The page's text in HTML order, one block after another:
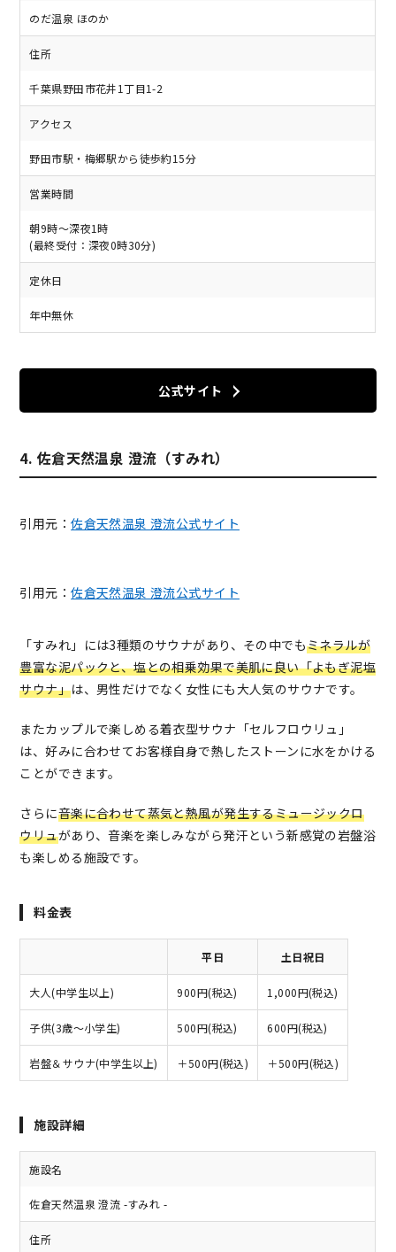
のだ温泉 ほのか
住所
千葉県野田市花井1丁目1-2
アクセス
野田市駅・梅郷駅から徒歩約15分
営業時間
朝9時～深夜1時
(最終受付：深夜0時30分)
定休日
年中無休
公式サイト
4. 佐倉天然温泉 澄流（すみれ）
引用元：佐倉天然温泉 澄流公式サイト
引用元：佐倉天然温泉 澄流公式サイト
「すみれ」には3種類のサウナがあり、その中でもミネラルが
豊富な泥パックと、塩との相乗効果で美肌に良い「よもぎ泥塩
サウナ」は、男性だけでなく女性にも大人気のサウナです。
またカップルで楽しめる着衣型サウナ「セルフロウリュ」
は、好みに合わせてお客様自身で熱したストーンに水をかける
ことができます。
さらに音楽に合わせて蒸気と熱風が発生するミュージックロ
ウリュがあり、音楽を楽しみながら発汗という新感覚の岩盤浴
も楽しめる施設です。
料金表
平日 土日祝日
大人(中学生以上) 900円(税込) 1,000円(税込)
子供(3歳～小学生) 500円(税込) 600円(税込)
岩盤＆サウナ(中学生以上) ＋500円(税込) ＋500円(税込)
施設詳細
施設名
佐倉天然温泉 澄流 -すみれ -
住所